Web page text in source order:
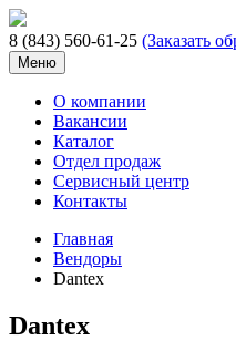
8 (843) 560-61-25 (Заказать
Меню
О компании
Вакансии
Каталог
Отдел продаж
Сервисный центр
Контакты
Главная
Вендоры
Dantex
Dantex